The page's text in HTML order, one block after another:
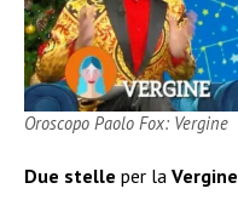
Oroscopo Paolo Fox: Vergine
Due stelle per la Vergine